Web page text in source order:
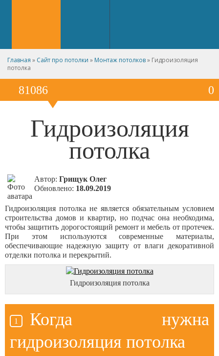
Главная » Сайт про потолки » Монтаж потолков» Гидроизоляция
потолка
81086 0
Гидроизоляция
потолка
Автор: Грищук Олег
Обновлено: 18.09.2019
Гидроизоляция потолка не является обязательным условием
строительства домов и квартир, но подчас она необходима,
чтобы защитить дорогостоящий ремонт и мебель от протечек.
При этом используются современные материалы,
обеспечивающие надежную защиту от влаги декоративной
отделки потолка и перекрытий.
Гидроизоляция потолка
Когда нужна
гидроизоляция потолка